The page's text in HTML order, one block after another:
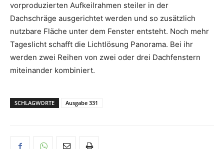
vorproduzierten Aufkeilrahmen steiler in der
Dachschräge ausgerichtet werden und so zusätzlich
nutzbare Fläche unter dem Fenster entsteht. Noch mehr
Tageslicht schafft die Lichtlösung Panorama. Bei ihr
werden zwei Reihen von zwei oder drei Dachfenstern
miteinander kombiniert.
SCHLAGWORTE Ausgabe 331